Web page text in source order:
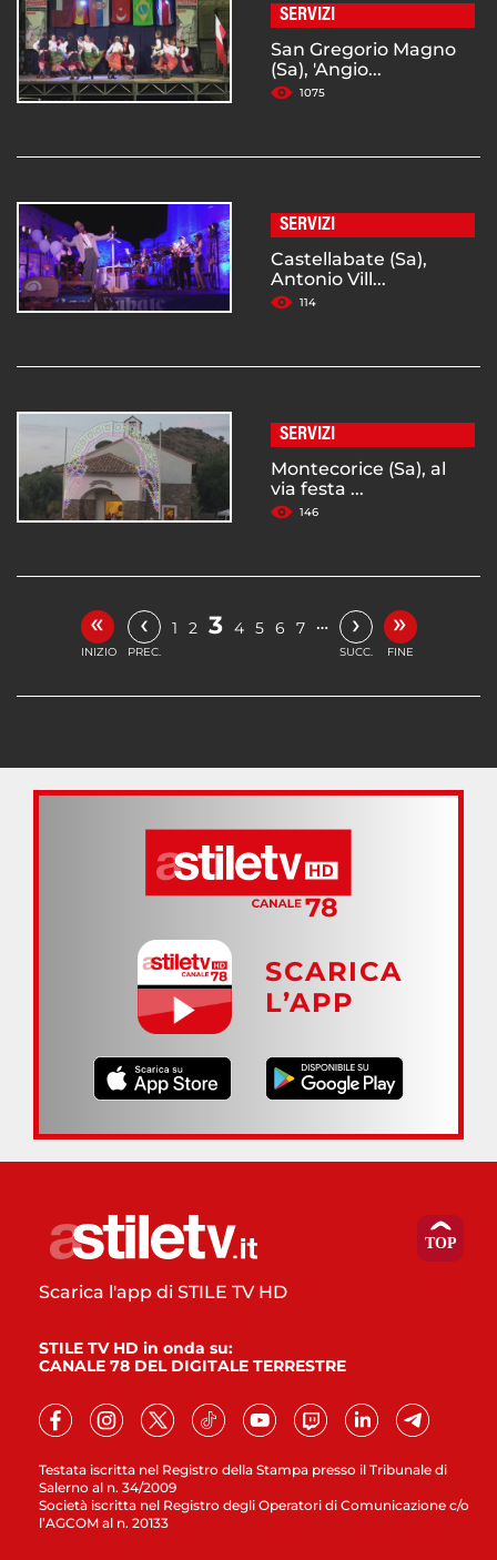
SERVIZI
San Gregorio Magno
(Sa), 'Angio...
1075
SERVIZI
Castellabate (Sa),
Antonio Vill...
114
SERVIZI
Montecorice (Sa), al
via festa ...
146
«
INIZIO
‹
PREC.
1 2 3 4 5 6 7 … ›
SUCC.
»
FINE
SCARICA
L’APP
Testata iscritta nel Registro della Stampa presso il Tribunale di
Salerno al n. 34/2009
Società iscritta nel Registro degli Operatori di Comunicazione c/o
l’AGCOM al n. 20133
Scarica l'app di STILE TV HD
STILE TV HD in onda su:
CANALE 78 DEL DIGITALE TERRESTRE